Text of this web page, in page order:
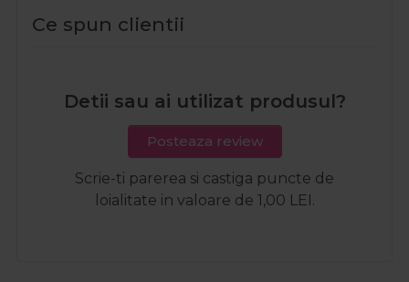
Ce spun clientii
Detii sau ai utilizat produsul?
Posteaza review
Scrie-ti parerea si castiga puncte de
loialitate in valoare de 1,00 LEI.